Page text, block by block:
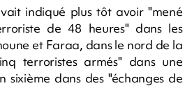
indiqué plus tôt avoir "mené
de 48 heures" dans les
et Faraa, dans le nord de la
terroristes armés" dans une
sixième dans des "échanges de